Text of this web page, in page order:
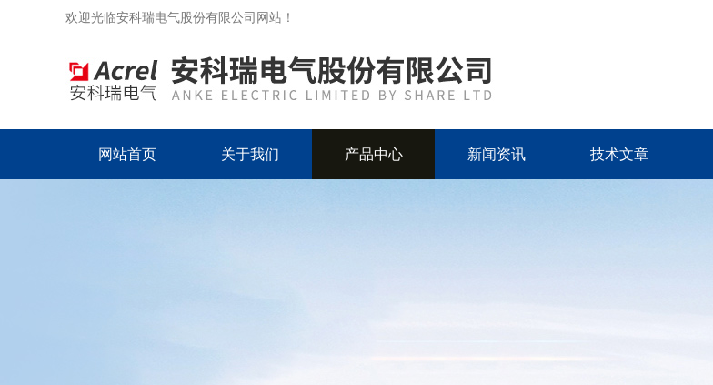
欢迎光临安科瑞电气股份有限公司网站！
网站首页 关于我们 产品中心 新闻资讯 技术文章